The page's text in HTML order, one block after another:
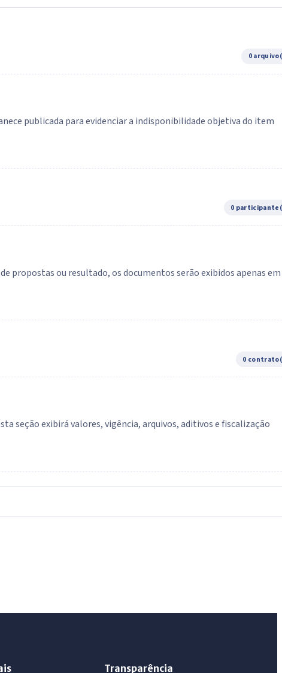
0
publicada para evidenciar a indisponibilidade objetiva do item
0
propostas ou resultado, os documentos serão exibidos apenas em
0
seção exibirá valores, vigência, arquivos, aditivos e fiscalização
Transparência
IntGest AI